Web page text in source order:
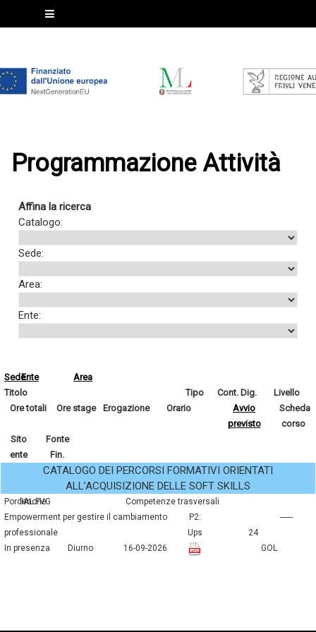
Programmazione Attività
Affina la ricerca
Catalogo:
Sede:
Area:
Ente:
SedeEnte
Area
Titolo
Tipo Cont. Dig.
Livello
Ore totali
Ore stage Erogazione Orario
Avvio
previsto
Scheda
corso
Sito
ente
Fonte
Fin.
CATALOGO DEI PERCORSI FORMATIVI ORIENTATI
ALL’ACQUISIZIONE DELLE SOFT SKILLS
Pordenone
IAL FVG
competenze trasversali
empowerment per gestire il cambiamento
professionale
P2:
Ups
------
24
In presenza
Diurno 16-09-2026 GOL